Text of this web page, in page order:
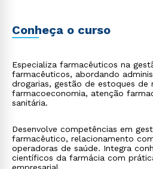
Conheça o curso
Especializa farmacêuticos na
farmacêuticos, abordando
drogarias, gestão de estoques de
farmacoeconomia, atenção
sanitária.
Desenvolve competências em
farmacêutico, relacionamento
operadoras de saúde. Integra
científicos da farmácia com